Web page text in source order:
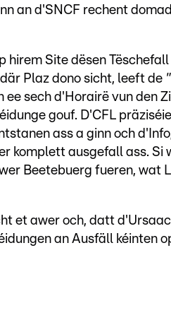
an d'SNCF rechent
hirem Site dësen
Plaz dono sicht, leeft de
ee sech d'Horairë vun den
gouf. D'CFL
ass a ginn och
komplett ausgefall ass. Si
Beetebuerg fueren,
et awer och, datt
an Ausfäll kéinten